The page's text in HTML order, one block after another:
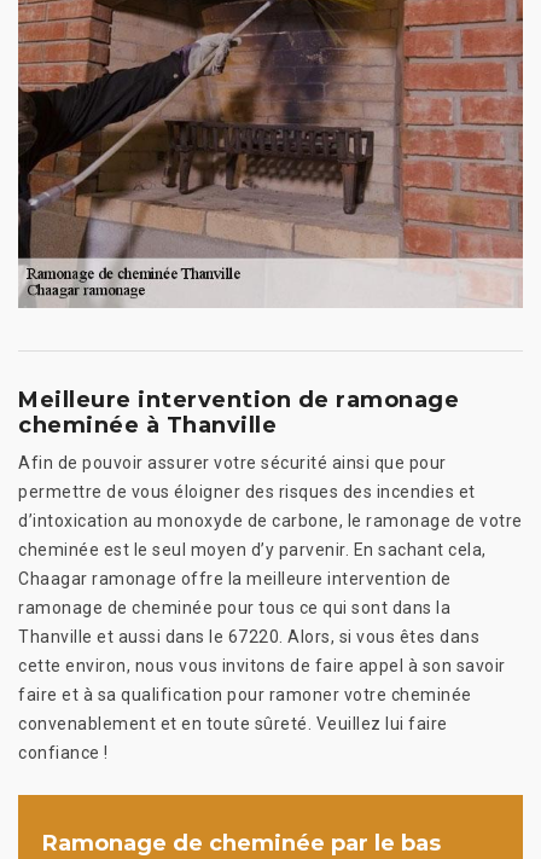
Meilleure intervention de ramonage
cheminée à Thanville
Afin de pouvoir assurer votre sécurité ainsi que pour
permettre de vous éloigner des risques des incendies et
d’intoxication au monoxyde de carbone, le ramonage de votre
cheminée est le seul moyen d’y parvenir. En sachant cela,
Chaagar ramonage offre la meilleure intervention de
ramonage de cheminée pour tous ce qui sont dans la
Thanville et aussi dans le 67220. Alors, si vous êtes dans
cette environ, nous vous invitons de faire appel à son savoir
faire et à sa qualification pour ramoner votre cheminée
convenablement et en toute sûreté. Veuillez lui faire
confiance !
Ramonage de cheminée par le bas